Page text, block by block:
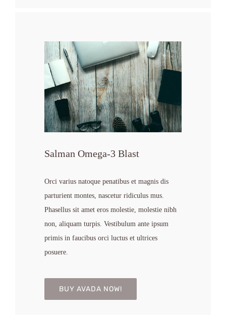
Salman Omega-3 Blast
Orci varius natoque penatibus et magnis dis
parturient montes, nascetur ridiculus mus.
Phasellus sit amet eros molestie, molestie nibh
non, aliquam turpis. Vestibulum ante ipsum
primis in faucibus orci luctus et ultrices
posuere.
BUY AVADA NOW!